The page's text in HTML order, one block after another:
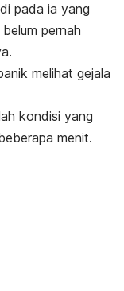
pada ia yang
pernah
melihat gejala
kondisi yang
menit.